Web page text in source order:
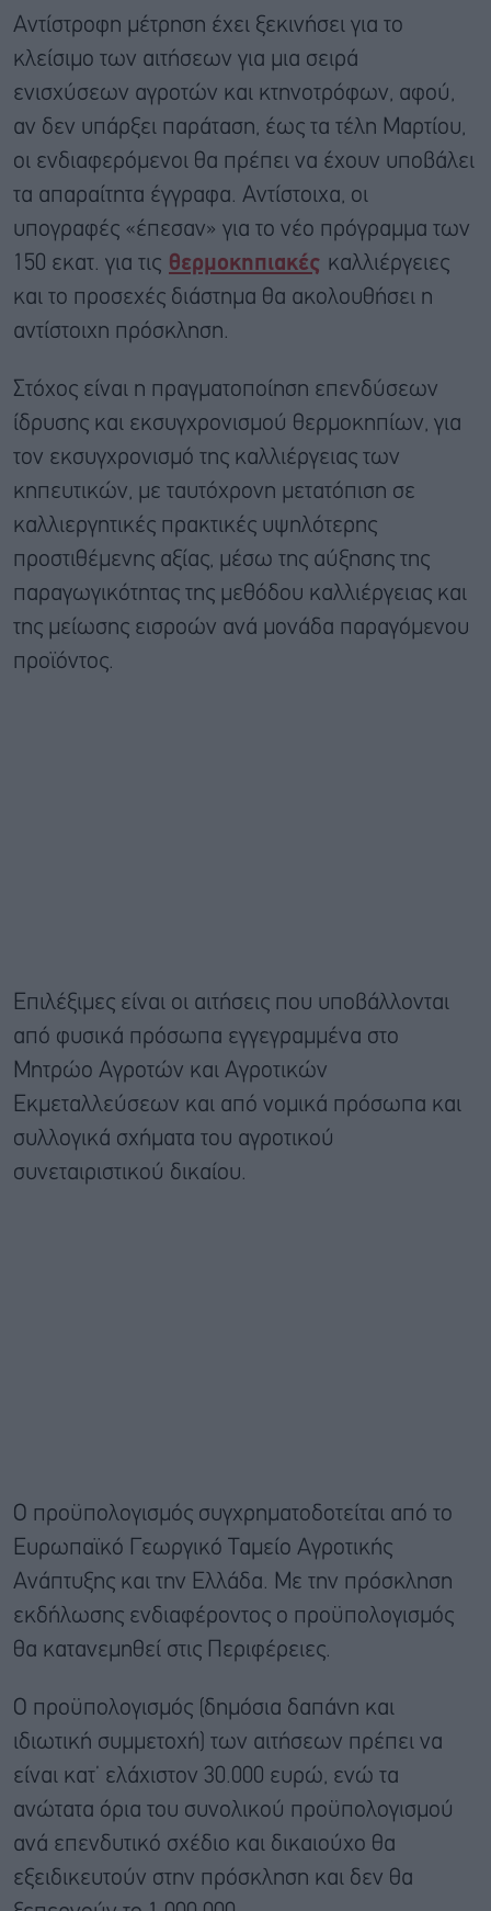
Αντίστροφη μέτρηση έχει ξεκινήσει για το
κλείσιμο των αιτήσεων για μια σειρά
ενισχύσεων αγροτών και κτηνοτρόφων, αφού,
αν δεν υπάρξει παράταση, έως τα τέλη Μαρτίου,
οι ενδιαφερόμενοι θα πρέπει να έχουν υποβάλει
τα απαραίτητα έγγραφα. Αντίστοιχα, οι
υπογραφές «έπεσαν» για το νέο πρόγραμμα των
150 εκατ. για τις θερμοκηπιακές καλλιέργειες
και το προσεχές διάστημα θα ακολουθήσει η
αντίστοιχη πρόσκληση.
Στόχος είναι η πραγματοποίηση επενδύσεων
ίδρυσης και εκσυγχρονισμού θερμοκηπίων, για
τον εκσυγχρονισμό της καλλιέργειας των
κηπευτικών, με ταυτόχρονη μετατόπιση σε
καλλιεργητικές πρακτικές υψηλότερης
προστιθέμενης αξίας, μέσω της αύξησης της
παραγωγικότητας της μεθόδου καλλιέργειας και
της μείωσης εισροών ανά μονάδα παραγόμενου
προϊόντος.
Επιλέξιμες είναι οι αιτήσεις που υποβάλλονται
από φυσικά πρόσωπα εγγεγραμμένα στο
Μητρώο Αγροτών και Αγροτικών
Εκμεταλλεύσεων και από νομικά πρόσωπα και
συλλογικά σχήματα του αγροτικού
συνεταιριστικού δικαίου.
Ο προϋπολογισμός συγχρηματοδοτείται από το
Ευρωπαϊκό Γεωργικό Ταμείο Αγροτικής
Ανάπτυξης και την Ελλάδα. Με την πρόσκληση
εκδήλωσης ενδιαφέροντος ο προϋπολογισμός
θα κατανεμηθεί στις Περιφέρειες.
Ο προϋπολογισμός (δημόσια δαπάνη και
ιδιωτική συμμετοχή) των αιτήσεων πρέπει να
είναι κατ’ ελάχιστον 30.000 ευρώ, ενώ τα
ανώτατα όρια του συνολικού προϋπολογισμού
ανά επενδυτικό σχέδιο και δικαιούχο θα
εξειδικευτούν στην πρόσκληση και δεν θα